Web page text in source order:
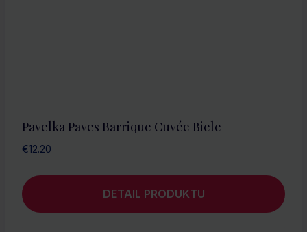
Pavelka Paves Barrique Cuvée Biele
€12.20
DETAIL PRODUKTU